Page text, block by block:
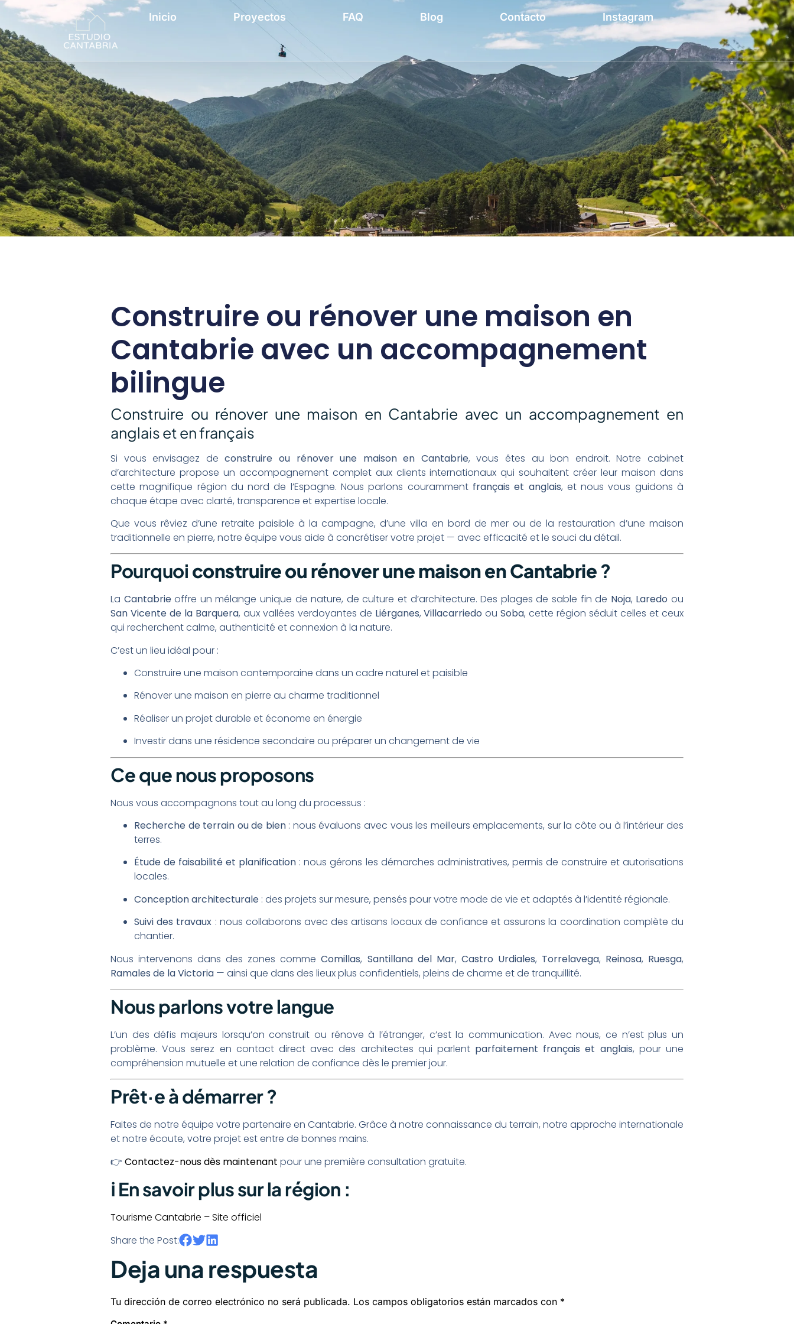
Inicio Proyectos FAQ Blog Contacto Instagram
Construire ou rénover une maison en
Cantabrie avec un accompagnement
bilingue
Construire ou rénover une maison en Cantabrie avec un accompagnement en
anglais et en français
Si vous envisagez deconstruire ou rénover une maison en Cantabrie, vous êtes au bon endroit. Notre cabinet
d’architecture propose un accompagnement complet aux clients internationaux qui souhaitent créer leur maison dans
cette magnifique région du nord de l’Espagne. Nous parlons couramment français et anglais, et nous vous guidons à
chaque étape avec clarté, transparence et expertise locale.
Que vous rêviez d’une retraite paisible à la campagne, d’une villa en bord de mer ou de la restauration d’une maison
traditionnelle en pierre, notre équipe vous aide à concrétiser votre projet — avec efficacité et le souci du détail.
Pourquoi construire ou rénover une maison en Cantabrie?
La Cantabrieoffre un mélange unique de nature, de culture et d’architecture. Des plages de sable fin de Noja, Laredo ou
San Vicente de la Barquera, aux vallées verdoyantes de Liérganes,Villacarriedo ouSoba, cette région séduit celles et ceux
qui recherchent calme, authenticité et connexion à la nature.
C’est un lieu idéal pour :
Construire une maison contemporaine dans un cadre naturel et paisible
Rénover une maison en pierre au charme traditionnel
Réaliser un projet durable et économe en énergie
Investir dans une résidence secondaire ou préparer un changement de vie
Ce que nous proposons
Nous vous accompagnons tout au long du processus :
Recherche de terrain ou de bien: nous évaluons avec vous les meilleurs emplacements, sur la côte ou à l’intérieur des
terres.
Étude de faisabilité et planification : nous gérons les démarches administratives, permis de construire et autorisations
locales.
Conception architecturale : des projets sur mesure, pensés pour votre mode de vie et adaptés à l’identité régionale.
Suivi des travaux : nous collaborons avec des artisans locaux de confiance et assurons la coordination complète du
chantier.
Nous intervenons dans des zones commeComillas, Santillana del Mar, Castro Urdiales, Torrelavega, Reinosa, Ruesga,
Ramales de la Victoria — ainsi que dans des lieux plus confidentiels, pleins de charme et de tranquillité.
Nous parlons votre langue
L’un des défis majeurs lorsqu’on construit ou rénove à l’étranger, c’est la communication. Avec nous, ce n’est plus un
problème. Vous serez en contact direct avec des architectes qui parlent parfaitement français et anglais, pour une
compréhension mutuelle et une relation de confiance dès le premier jour.
Prêt·e à démarrer ?
Faites de notre équipe votre partenaire en Cantabrie. Grâce à notre connaissance du terrain, notre approche internationale
et notre écoute, votre projet est entre de bonnes mains.
👉 Contactez-nous dès maintenant pour une première consultation gratuite.
ℹ️ En savoir plus sur la région :
Tourisme Cantabrie – Site officiel
Share the Post:
Deja una respuesta
Tu dirección de correo electrónico no será publicada. Los campos obligatorios están marcados con *